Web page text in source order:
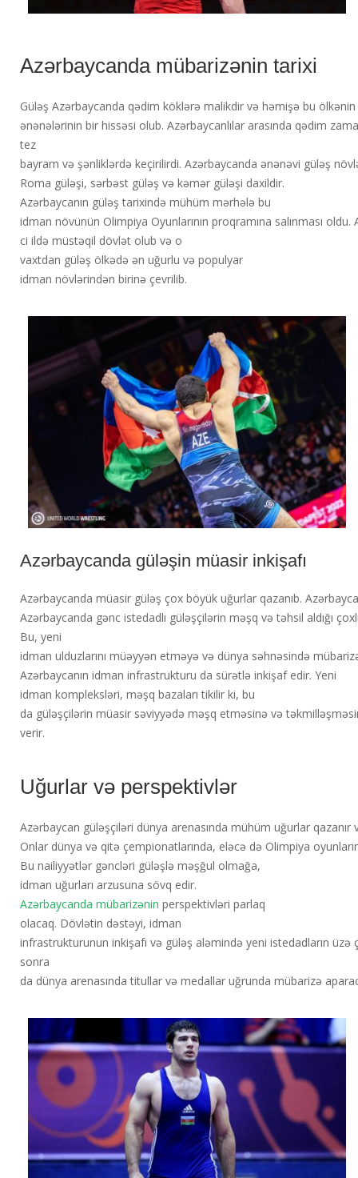
Azərbaycanda mübarizənin tarixi
Güləş Azərbaycanda qədim köklərə malikdir və həmişə bu
ənənələrinin bir hissəsi olub. Azərbaycanlılar arasında qədim
tez
bayram və şənliklərdə keçirilirdi. Azərbaycanda ənənəvi güləş
Roma güləşi, sərbəst güləş və kəmər güləşi daxildir.
Azərbaycanın güləş tarixində mühüm mərhələ bu
idman növünün Olimpiya Oyunlarının proqramına salınması
ci ildə müstəqil dövlət olub və o
vaxtdan güləş ölkədə ən uğurlu və populyar
idman növlərindən birinə çevrilib.
Azərbaycanda güləşin müasir inkişafı
Azərbaycanda müasir güləş çox böyük uğurlar qazanıb.
Azərbaycanda gənc istedadlı güləşçilərin məşq və təhsil aldığı
Bu, yeni
idman ulduzlarını müəyyən etməyə və dünya səhnəsində
Azərbaycanın idman infrastrukturu da sürətlə inkişaf edir. Yeni
idman kompleksləri, məşq bazaları tikilir ki, bu
da güləşçilərin müasir səviyyədə məşq etməsinə və
verir.
Uğurlar və perspektivlər
Azərbaycan güləşçiləri dünya arenasında mühüm uğurlar qazanır
Onlar dünya və qitə çempionatlarında, eləcə də Olimpiya
Bu nailiyyətlər gəncləri güləşlə məşğul olmağa,
idman uğurları arzusuna sövq edir.
Azərbaycanda mübarizənin perspektivləri parlaq
olacaq. Dövlətin dəstəyi, idman
infrastrukturunun inkişafı və güləş aləmində yeni istedadların üzə
sonra
da dünya arenasında titullar və medallar uğrunda mübarizə